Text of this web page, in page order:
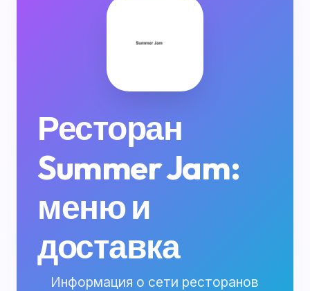
Ресторан
Summer Jam:
меню и
доставка
Информация о сети ресторанов